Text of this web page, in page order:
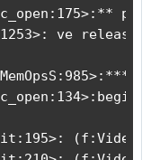
phy
ve release